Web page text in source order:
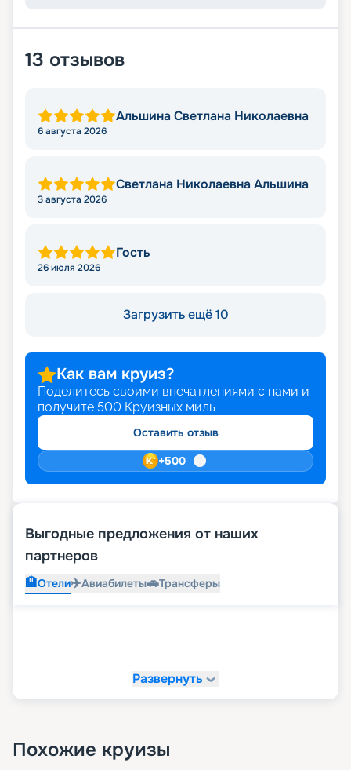
13 отзывов
Альшина Светлана Николаевна
6 августа 2026
Светлана Николаевна Альшина
3 августа 2026
Гость
26 июля 2026
Загрузить ещё 10
Как вам круиз?
Поделитесь своими впечатлениями с нами и
получите 500 Круизных миль
Оставить отзыв
+500
Выгодные предложения от наших
партнеров
🏨Отели✈️Авиабилеты🚗Трансферы
Развернуть
Похожие круизы